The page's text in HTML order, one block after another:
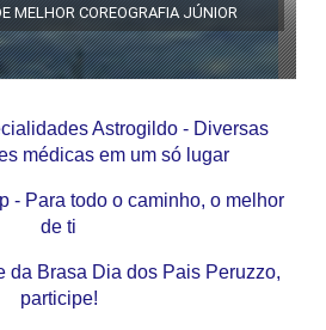
MELHOR COREOGRAFIA JÚNIOR